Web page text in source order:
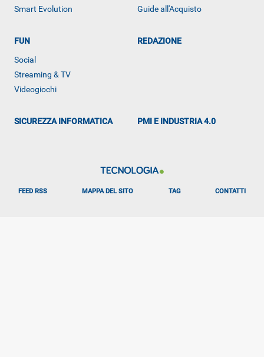
Smart Evolution
Guide all'Acquisto
FUN
Social
Streaming & TV
Videogiochi
REDAZIONE
SICUREZZA INFORMATICA PMI E INDUSTRIA 4.0
FEED RSS MAPPA DEL SITO TAG CONTATTI